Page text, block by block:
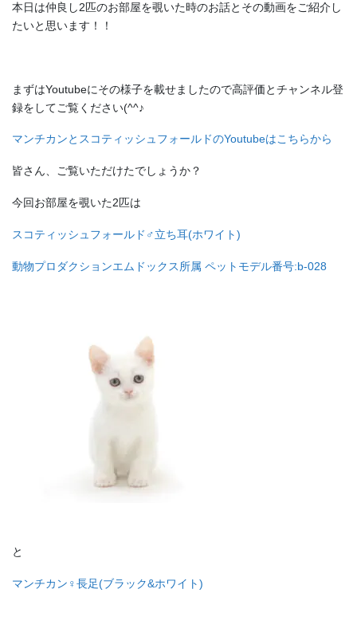
本日は仲良し2匹のお部屋を覗いた時のお話とその動画をご紹介し
たいと思います！！
まずはYoutubeにその様子を載せましたので高評価とチャンネル登
録をしてご覧ください(^^♪
マンチカンとスコティッシュフォールドのYoutubeはこちらから
皆さん、ご覧いただけたでしょうか？
今回お部屋を覗いた2匹は
スコティッシュフォールド♂立ち耳(ホワイト)
動物プロダクションエムドックス所属 ペットモデル番号:b-028
と
マンチカン♀長足(ブラック&ホワイト)